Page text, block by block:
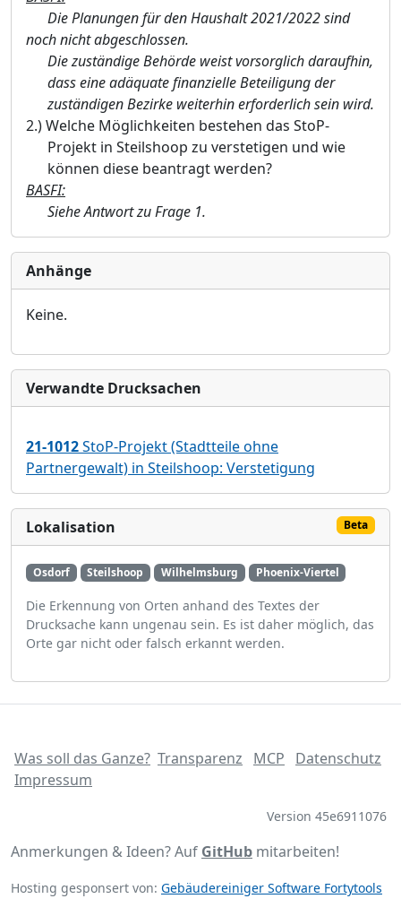
Die Planungen für den Haushalt 2021/2022 sind
noch nicht abgeschlossen.
Die zuständige Behörde weist vorsorglich daraufhin,
dass eine adäquate finanzielle Beteiligung der
zuständigen Bezirke weiterhin erforderlich sein wird.
2.)Welche Möglichkeiten bestehen das StoP-
Projekt in Steilshoop zu verstetigen und wie
können diese beantragt werden?
BASFI:
Siehe Antwort zu Frage 1.
Anhänge
Keine.
Verwandte Drucksachen
21-1012StoP-Projekt (Stadtteile ohne
Partnergewalt) in Steilshoop: Verstetigung
Lokalisation Beta
Osdorf Steilshoop Wilhelmsburg Phoenix-Viertel
Die Erkennung von Orten anhand des Textes der
Drucksache kann ungenau sein. Es ist daher möglich, das
Orte gar nicht oder falsch erkannt werden.
Was soll das Ganze? Transparenz MCP
Datenschutz
Impressum
Version 45e6911076
Anmerkungen & Ideen? Auf GitHub mitarbeiten!
Hosting gesponsert von: Gebäudereiniger Software Fortytools